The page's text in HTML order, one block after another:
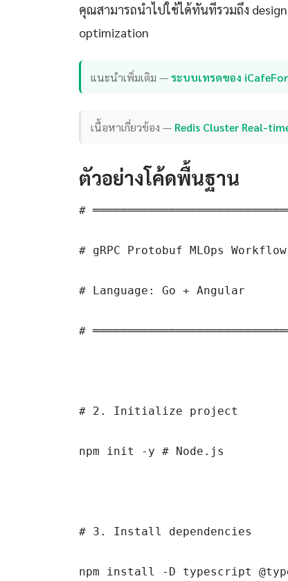
คุณสามารถนำไปใช้ได้ทันทีรวมถึง
optimization
แนะนำเพิ่มเติม —ระบบเทรดของ
เนื้อหาเกี่ยวข้อง — Redis Cluster Real-
ตัวอย่างโค้ดพื้นฐาน
#
# gRPC Protobuf MLOps
# Language: Go + Angular
#
# 2. Initialize project
npm init -y # Node.js
# 3. Install dependencies
npm install -D typescript